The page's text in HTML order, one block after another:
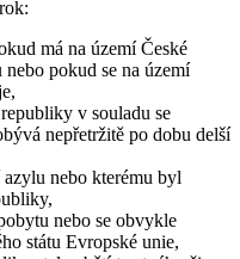
má na území České
pokud se na území
v souladu se
nepřetržitě po dobu delší
nebo kterému byl
nebo se obvykle
státu Evropské unie,